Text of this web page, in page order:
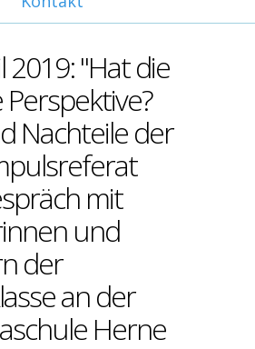
2019: "Hat die
Perspektive?
Nachteile der
mit
und
der
an der
Herne